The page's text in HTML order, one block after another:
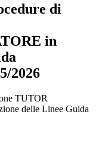
di
in
2026
TUTOR
delle Linee Guida